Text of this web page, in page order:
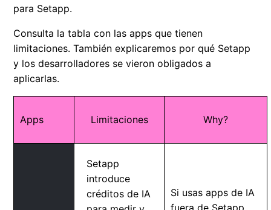
para Setapp.
Consulta la tabla con las apps que tienen
limitaciones. También explicaremos por qué Setapp
y los desarrolladores se vieron obligados a
aplicarlas.
Apps Limitaciones Why?
Setapp
introduce
créditos de IA
Si usas apps de IA
fuera de Setapp,